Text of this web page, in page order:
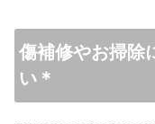
傷補修やお掃除
い＊